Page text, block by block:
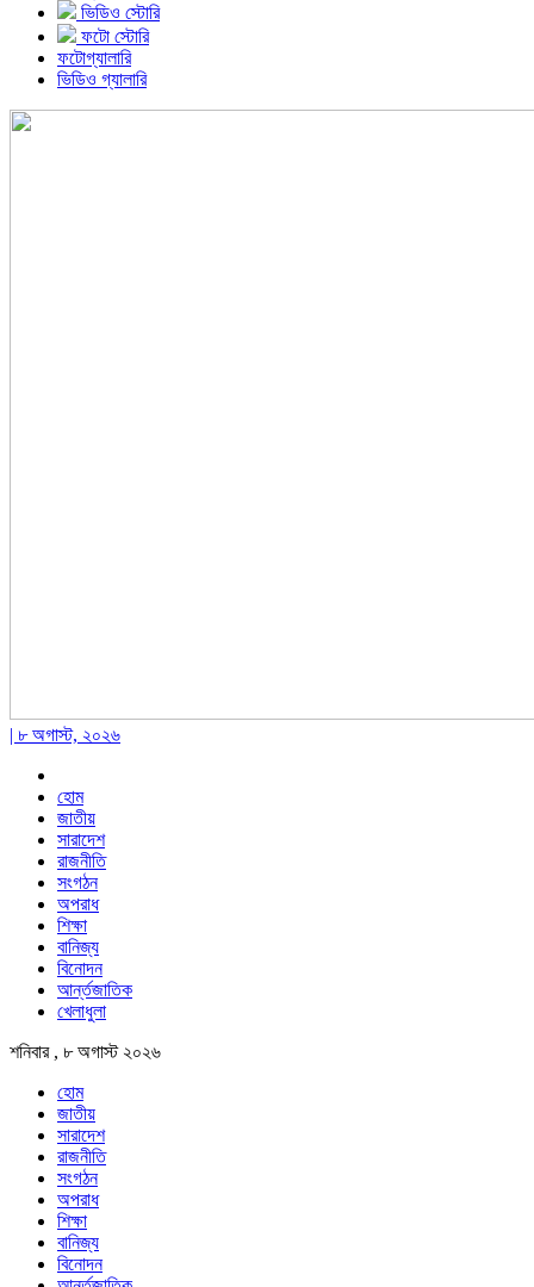
ভিডিও স্টোরি
ফটো স্টোরি
ফটোগ্যালারি
ভিডিও গ্যালারি
| ৮ অগাস্ট, ২০২৬
হোম
জাতীয়
সারাদেশ
রাজনীতি
সংগঠন
অপরাধ
শিক্ষা
বানিজ্য
বিনোদন
আর্ন্তজাতিক
খেলাধুলা
শনিবার , ৮ অগাস্ট ২০২৬
হোম
জাতীয়
সারাদেশ
রাজনীতি
সংগঠন
অপরাধ
শিক্ষা
বানিজ্য
বিনোদন